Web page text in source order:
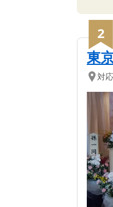
2
東
対